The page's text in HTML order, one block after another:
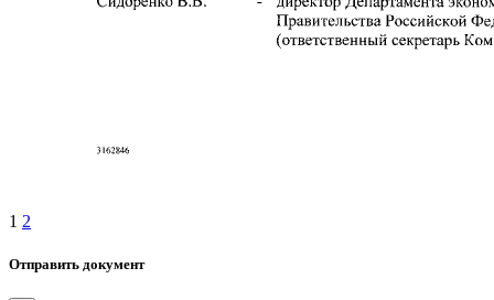
1 2
Отправить документ